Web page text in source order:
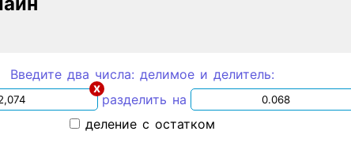
Введите два числа: делимое и делитель:
x
разделить на
деление с остатком